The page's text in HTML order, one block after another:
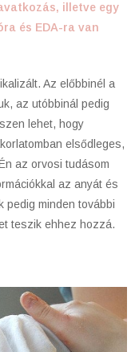
illetve egy
és EDA-ra van
Az előbbinél a
az utóbbinál pedig
lehet, hogy
elsődleges,
az orvosi tudásom
az anyát és
pedig minden további
teszik ehhez hozzá.